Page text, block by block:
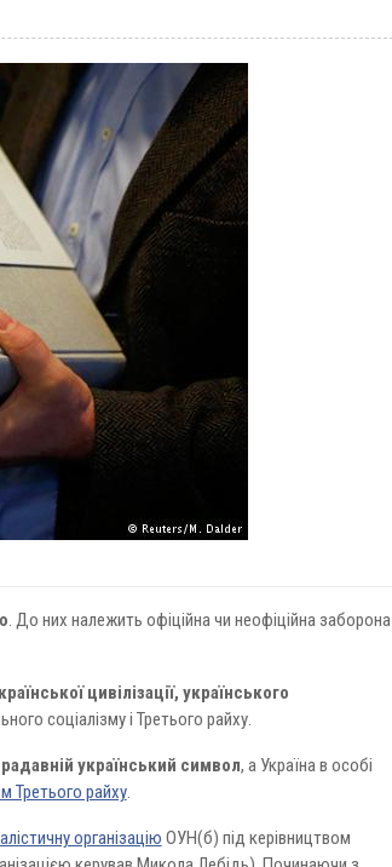
. До них належить офіційна чи неофіційна заборона
цивілізації, українського
соціалізму і Третього райху.
український символ, а Україна в особі
Третього райху.
організацію ОУН(б) під керівництвом